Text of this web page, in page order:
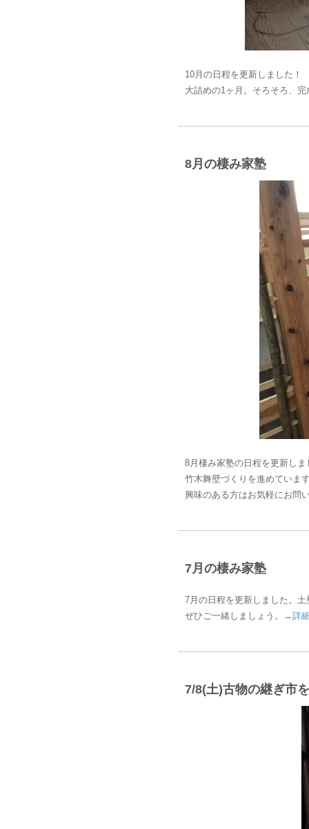
10月の日程を更新しました
大詰めの1ヶ月。そろそろ、
8月の棲み家塾
8月棲み家塾の日程を更新し
竹木舞壁づくりを進めていま
興味のある方はお気軽にお問
7月の棲み家塾
7月の日程を更新しました。
ぜひご一緒しましょう。
→詳
7/8(土)古物の継ぎ市